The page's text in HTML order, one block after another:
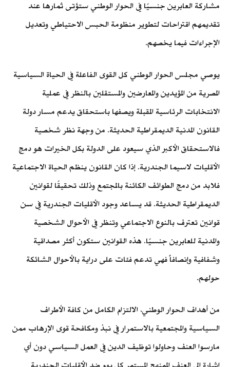
مشاركة العابرين جنسيًا في الحوار الوطني ستؤتى ثمارها عند
تقديمهم اقتراحات لتطوير منظومة الحبس الاحتياطي وتعديل
الإجراءات فيما يخصهم.
يوصي مجلس الحوار الوطني كل القوى الفاعلة في الحياة السياسية
المصرية من المؤيدين والمعارضين والمستقلين بالنظر في عملية
الانتخابات الرئاسية المقبلة ويصفها باستحقاق يدعم مسار دولة
القانون المدنية الديمقراطية الحديثة. من وجهة نظر شخصية
فالاستحقاق الأكبر الذي سيعود على الدولة بكل الخيرات هو دمج
الأقليات لاسيما الجندرية. إذا كان القانون ينظم الحياة الاجتماعية
فلابد من دمج الطوائف الكائنة بالمجتمع وذلك تحقيقًا لقوانين
الديمقراطية الحديثة. قد يساعد وجود الأقليات الجندرية في سن
قوانين تعترف بالنوع الاجتماعي وتنظر في الأحوال الشخصية
والمدنية للعابرين جنسيًا. هذه القوانين ستكون أكثر مصداقية
وشفافية وإنصافاًَ فهي تدعم فئات على دراية بالأحوال الشائكة
حولهم.
من أهداف الحوار الوطني، الالتزام الكامل من كافة الأطراف
السياسية والمجتمعية بالاستمرار في نبذ ومكافحة قوى الإرهاب ممن
مارسوا العنف وحاولوا توظيف الدين في العمل السياسي دون أي
إشارة إلى العنف الممنهج المستمر كل يوم ضد الأقليات الجندرية